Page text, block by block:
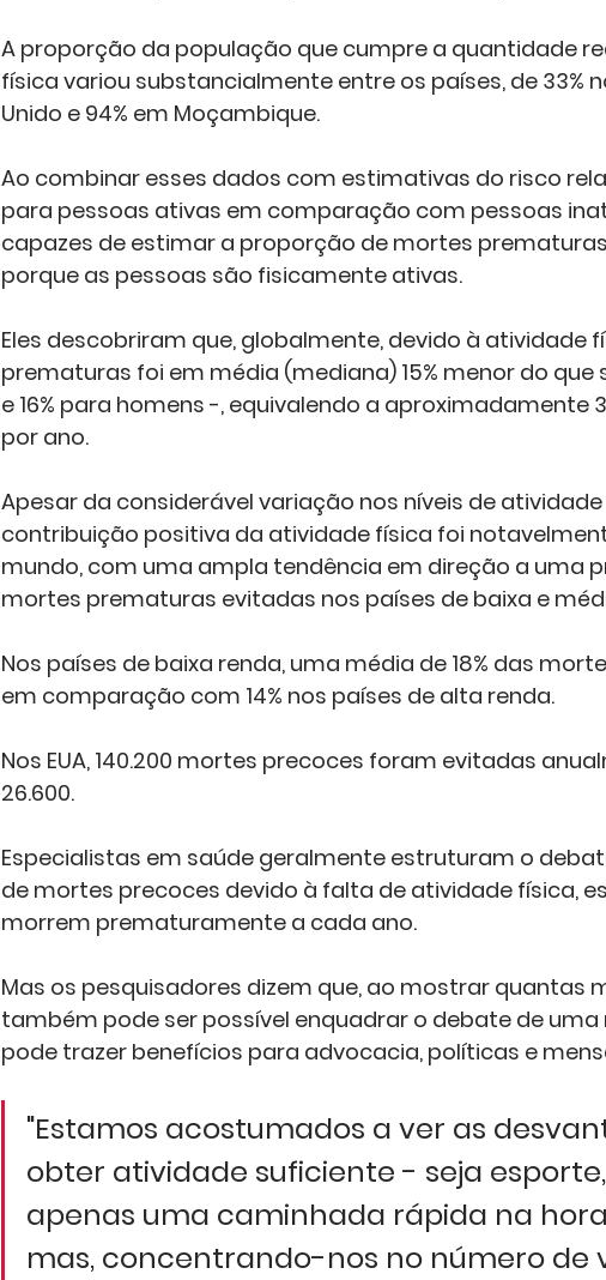
A proporção da população que cumpre a quantidade
física variou substancialmente entre os países, de 33%
Unido e 94% em Moçambique.
Ao combinar esses dados com estimativas do risco
para pessoas ativas em comparação com pessoas
capazes de estimar a proporção de mortes
porque as pessoas são fisicamente ativas.
Eles descobriram que, globalmente, devido à atividade
prematuras foi em média (mediana) 15% menor do que
e 16% para homens -, equivalendo a aproximadamente
por ano.
Apesar da considerável variação nos níveis de
contribuição positiva da atividade física foi
mundo, com uma ampla tendência em direção a uma
mortes prematuras evitadas nos países de baixa e
Nos países de baixa renda, uma média de 18% das
em comparação com 14% nos países de alta renda.
Nos EUA, 140.200 mortes precoces foram evitadas
26.600.
Especialistas em saúde geralmente estruturam o
de mortes precoces devido à falta de atividade física,
morrem prematuramente a cada ano.
Mas os pesquisadores dizem que, ao mostrar quantas
também pode ser possível enquadrar o debate de
pode trazer benefícios para advocacia, políticas e
"Estamos acostumados a ver as
obter atividade suficiente - seja
apenas uma caminhada rápida na
mas, concentrando-nos no número de